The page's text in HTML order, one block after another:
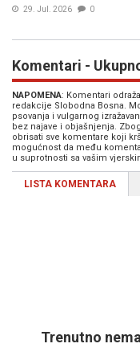
23. Jul. 2026
Komentari -
NAPOMENA: Komentari
redakcije Slobodna Bosna.
psovanja i vulgarnog
bez najave i objašnjenja.
obrisati sve komentare koji
mogućnost da među
u suprotnosti sa vašim
LISTA KOMENTARA
Trenutno